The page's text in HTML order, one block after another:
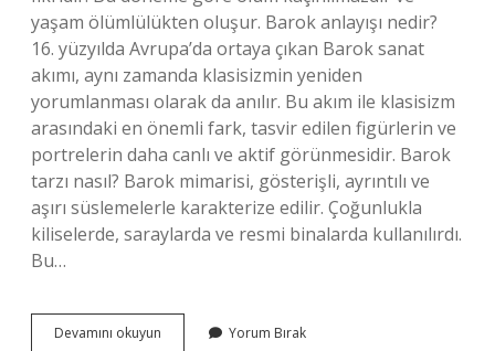
yaşam ölümlülükten oluşur. Barok anlayışı nedir?
16. yüzyılda Avrupa’da ortaya çıkan Barok sanat
akımı, aynı zamanda klasisizmin yeniden
yorumlanması olarak da anılır. Bu akım ile klasisizm
arasındaki en önemli fark, tasvir edilen figürlerin ve
portrelerin daha canlı ve aktif görünmesidir. Barok
tarzı nasıl? Barok mimarisi, gösterişli, ayrıntılı ve
aşırı süslemelerle karakterize edilir. Çoğunlukla
kiliselerde, saraylarda ve resmi binalarda kullanılırdı.
Bu…
Devamını okuyun Yorum Bırak